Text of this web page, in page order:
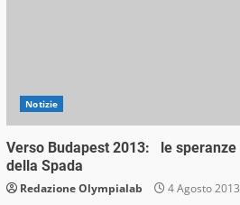
Notizie
Verso Budapest 2013: le speranze
della Spada
Redazione Olympialab 4 Agosto 2013